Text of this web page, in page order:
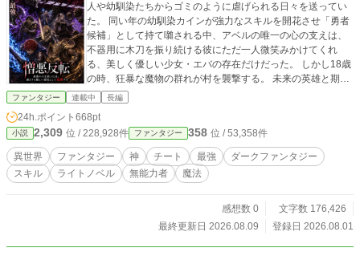
人や幼馴染たちからゴミのように虐げられる日々を送ってい
た。 同い年の幼馴染カインが強力なスキルを開花させ「勇者
候補」として持て囃される中、アベルの唯一の心の支えは、
不器用に木刀を振り続ける彼にただ一人微笑みかけてくれ
る、美しく優しい少女・エバの存在だけだった。 ​しかし18歳
の時、狂暴な魔物の群れが村を襲撃する。 未来の英雄と期待
されていたカインが恐怖のあまり逃げ出す中、アベルは長年
も、彼を庇ったエバが命を落としてしまう。 ​「強く生きて。
だめよ……彼らを、憎んじゃ」 ​最愛の少女を失った絶望の
中、村人たちは保身のためにアベルへ理不尽な怒声を浴びせ
る。「お前がいるから魔物が来たんだ」「お前のせいで彼女
は死んだんだ」と。 世界からただ一つの「好意」が消え去
の中に眠っていた異端の能力【憎悪反転】が産声を上げる。
それは、他者から向けられる敵意や憎悪を喰らい、己の絶大
ファンタジー 連載中 長編
24h.ポイント 668pt
小説 2,309 位 / 228,928件 ファンタジー 358 位 / 53,358件
異世界 ファンタジー 神 チート 最強
ダークファンタジー
スキル
ライトノベル 無能力者 魔法
感想数 0
文字数 176,426
最終更新日 2026.08.09
登録日 2026.08.01